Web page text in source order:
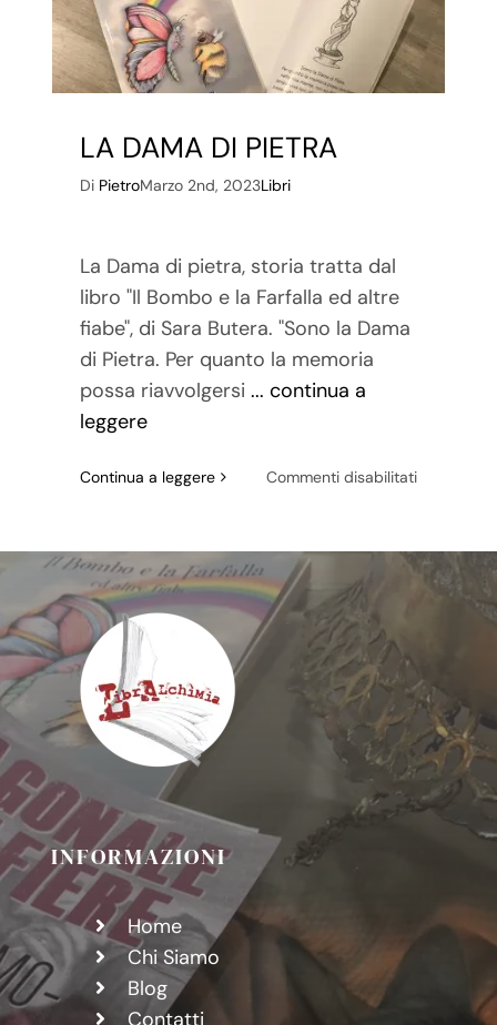
LA DAMA DI PIETRA
Di PietroMarzo 2nd, 2023Libri
La Dama di pietra, storia tratta dal
libro "Il Bombo e la Farfalla ed altre
fiabe", di Sara Butera. "Sono la Dama
di Pietra. Per quanto la memoria
possa riavvolgersi ... continua a
leggere
Continua a leggere Commenti disabilitatisu
DI
PIETRA
INFORMAZIONI
Home
Chi Siamo
Blog
Contatti